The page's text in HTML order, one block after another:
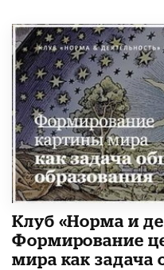
Клуб «Норма и
Формирование
мира как задача